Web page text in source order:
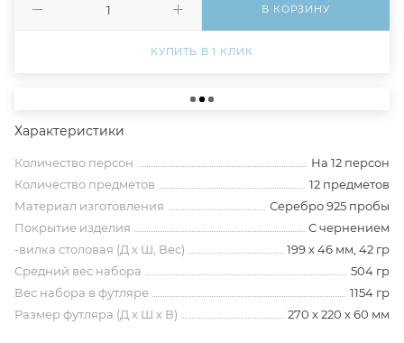
В КОРЗИНУ
КУПИТЬ В 1 КЛИК
Характеристики
Количество персон
На 12 персон
Количество предметов
12 предметов
Материал изготовления
Серебро 925 пробы
Покрытие изделия
С чернением
-вилка столовая (Д х Ш, Вес)
199 х 46 мм, 42 гр
Средний вес набора
504 гр
Вес набора в футляре
1154 гр
Размер футляра (Д х Ш х В)
270 х 220 х 60 мм